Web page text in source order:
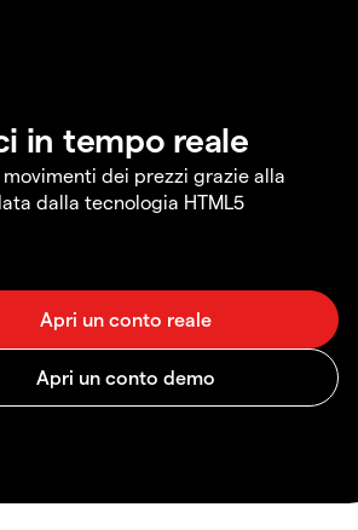
in tempo reale
movimenti dei prezzi grazie alla
dalla tecnologia HTML5